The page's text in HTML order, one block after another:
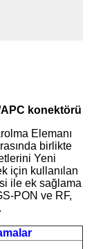
APC konektörü
Elemanı
birlikte
Yeni
için kullanılan
ile ek sağlama
PON ve RF,